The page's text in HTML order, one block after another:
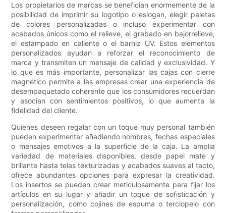
Los propietarios de marcas se benefician enormemente de la
posibilidad de imprimir su logotipo o eslogan, elegir paletas
de colores personalizadas o incluso experimentar con
acabados únicos como el relieve, el grabado en bajorrelieve,
el estampado en caliente o el barniz UV. Estos elementos
personalizados ayudan a reforzar el reconocimiento de
marca y transmiten un mensaje de calidad y exclusividad. Y
lo que es más importante, personalizar las cajas con cierre
magnético permite a las empresas crear una experiencia de
desempaquetado coherente que los consumidores recuerdan
y asocian con sentimientos positivos, lo que aumenta la
fidelidad del cliente.
Quienes deseen regalar con un toque muy personal también
pueden experimentar añadiendo nombres, fechas especiales
o mensajes emotivos a la superficie de la caja. La amplia
variedad de materiales disponibles, desde papel mate y
brillante hasta telas texturizadas y acabados suaves al tacto,
ofrece abundantes opciones para expresar la creatividad.
Los insertos se pueden crear meticulosamente para fijar los
artículos en su lugar y añadir un toque de sofisticación y
personalización, como cojines de espuma o terciopelo con